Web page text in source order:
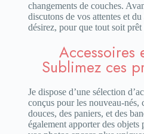
changements de couches.
discutons de vos attentes et
désirez, pour que tout soit prêt
Accessoires
Sublimez ces
Je dispose d’une sélection
conçus pour les nouveau-nés,
douces, des paniers, et des
également apporter des objets